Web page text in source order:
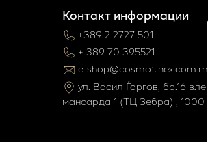
Контакт информации
+389 2 2727 501
+ 389 70 395521
e-shop@cosmotinex.com.mk
ул. Васил Ѓоргов, бр.16 влез
мaнсарда 1 (ТЦ Зебра) , 1000